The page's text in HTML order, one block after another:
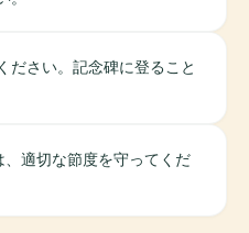
ださい。記念碑に登ること
適切な節度を守ってくだ